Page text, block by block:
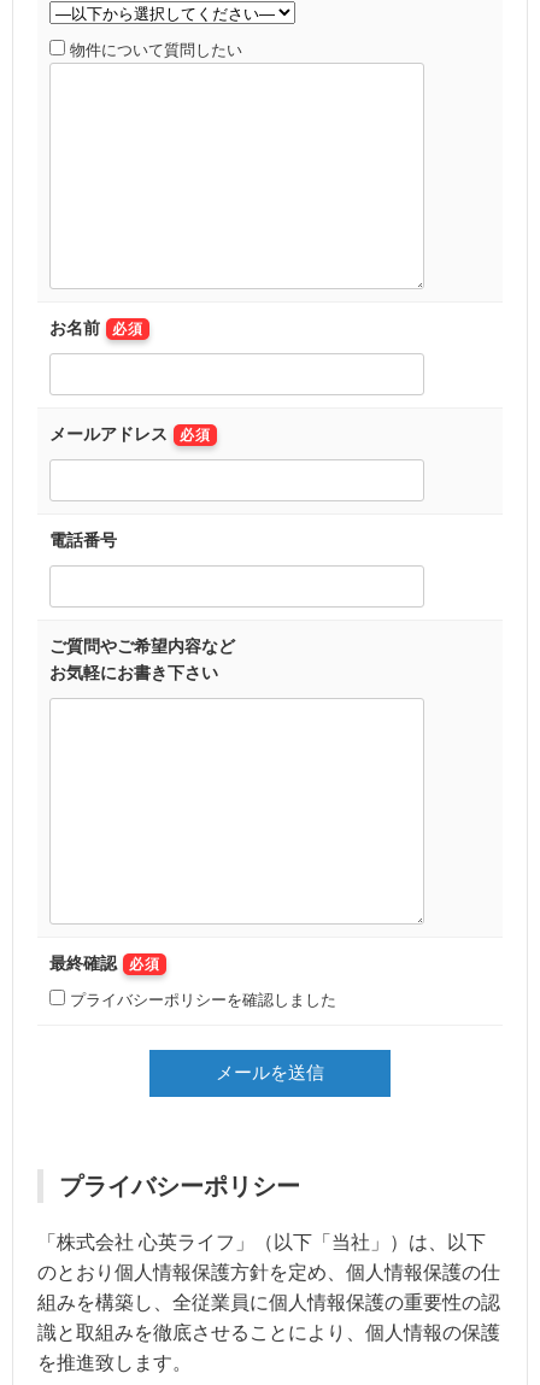
物件について質問したい
お名前 必須
メールアドレス 必須
電話番号
ご質問やご希望内容など
お気軽にお書き下さい
最終確認 必須
プライバシーポリシーを確認しました
プライバシーポリシー
「株式会社 心英ライフ」（以下「当社」）は、以下
のとおり個人情報保護方針を定め、個人情報保護の仕
組みを構築し、全従業員に個人情報保護の重要性の認
識と取組みを徹底させることにより、個人情報の保護
を推進致します。